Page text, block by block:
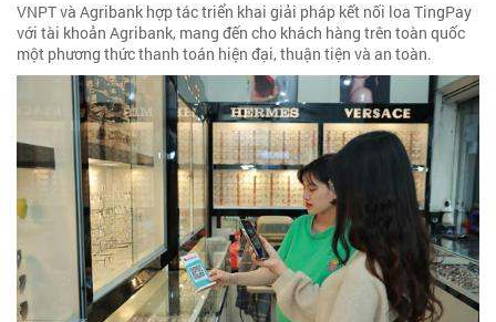
VNPT và Agribank hợp tác triển khai giải pháp kết nối loa TingPay
với tài khoản Agribank, mang đến cho khách hàng trên toàn quốc
một phương thức thanh toán hiện đại, thuận tiện và an toàn.